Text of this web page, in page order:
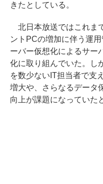
きたとしている。
北日本放送ではこれま
ントPCの増加に伴う運
ーバー仮想化によるサー
化に取り組んでいた。し
を数少ないIT担当者で支
増大や、さらなるデータ
向上が課題になっていた